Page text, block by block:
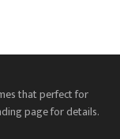
that perfect for
page for details.